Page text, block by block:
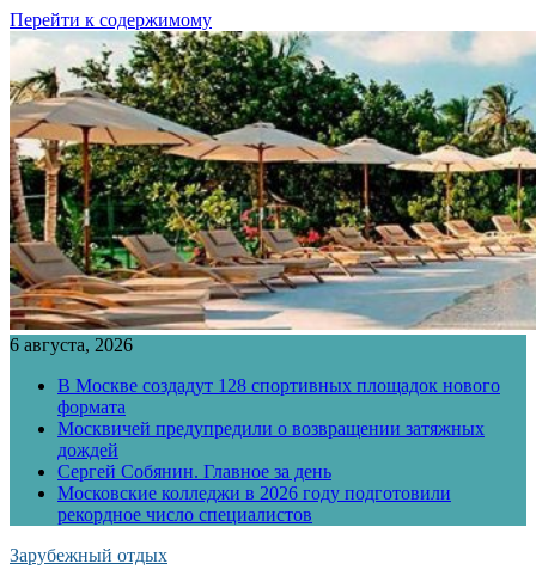
Перейти к содержимому
6 августа, 2026
В Москве создадут 128 спортивных площадок нового
формата
Москвичей предупредили о возвращении затяжных
дождей
Сергей Собянин. Главное за день
Московские колледжи в 2026 году подготовили
рекордное число специалистов
Зарубежный отдых